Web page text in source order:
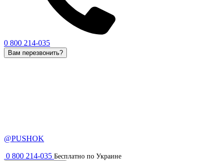
0 800 214-035
Вам перезвонить?
@PUSHOK
0 800 214-035 Бесплатно по Украине